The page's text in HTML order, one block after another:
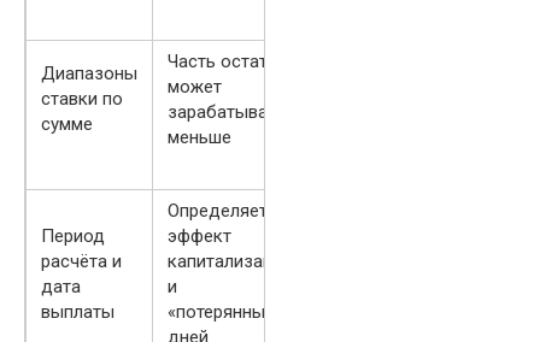
Диапазоны
ставки по
сумме
Часть остатка
может
зарабатывать
меньше
Период
расчёта и
дата
выплаты
Определяет
эффект
капитализации
и
«потерянных»
дней